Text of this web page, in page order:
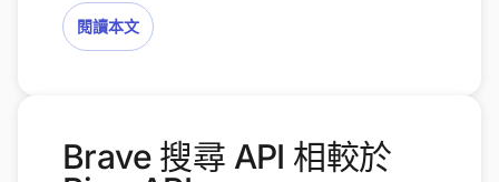
閱讀本文
Brave 搜尋 API 相較於